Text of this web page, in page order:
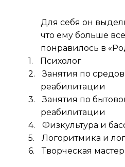
Для себя он
что ему больше
понравилось в
1.
Психолог
2.
Занятия по
реабилитации
3.
Занятия по
реабилитации
4.
Физкультура и
5.
Логоритмика и
6.
Творческая